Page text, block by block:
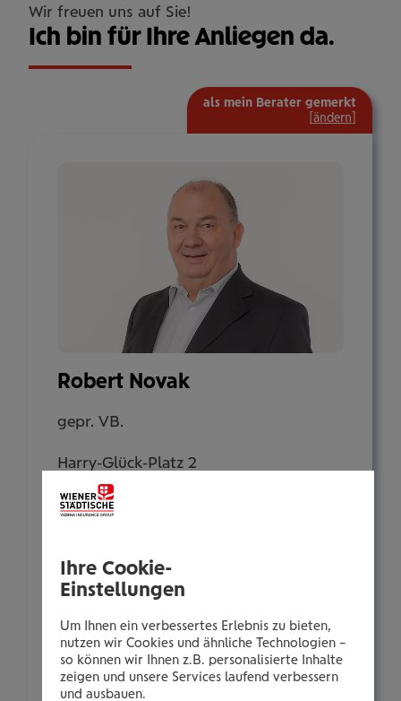
Wir freuen uns auf Sie!
Ich bin für Ihre Anliegen da.
Robert Novak
gepr. VB.
Harry-Glück-Platz 2
1100 Wien
+435035051049
Mobil:
+436646013951049
E-Mail:
robert.novak@wienerstaedtische.at
als mein Berater gemerkt
ändern
Ihre Cookie-
Einstellungen
Um Ihnen ein verbessertes Erlebnis zu bieten,
nutzen wir Cookies und ähnliche Technologien –
so können wir Ihnen z.B. personalisierte Inhalte
zeigen und unsere Services laufend verbessern
und ausbauen.